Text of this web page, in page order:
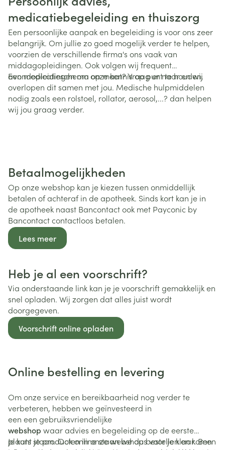
medicatiebegeleiding en thuiszorg
Een persoonlijke aanpak en begeleiding is voor ons zeer
belangrijk. Om jullie zo goed mogelijk verder te helpen,
voorzien de verschillende firma's ons vaak van
middagopleidingen. Ook volgen wij frequent
avondopleidingen om onze kennis op punt te houden.
Een medicatieschema op maat? Vraag er naar en wij
overlopen dit samen met jou. Medische hulpmiddelen
nodig zoals een rolstoel, rollator, aerosol,...? dan helpen
wij jou graag verder.
Betaalmogelijkheden
Op onze webshop kan je kiezen tussen onmiddellijk
betalen of achteraf in de apotheek. Sinds kort kan je in
de apotheek naast Bancontact ook met Payconic by
Bancontact contactloos betalen.
Lees meer
Heb je al een voorschrift?
Via onderstaande link kan je je voorschrift gemakkelijk en
snel opladen. Wij zorgen dat alles juist wordt
doorgegeven.
Voorschrift online opladen
Online bestelling en levering
Om onze service en bereikbaarheid nog verder te
verbeteren, hebben we geïnvesteerd in
een een gebruiksvriendelijke
webshop waar advies en begeleiding op de eerste
plaats staan. Ook online staan we dus voor je klaar. Ben
Je kunt je producten in onze webshop bestellen en komen